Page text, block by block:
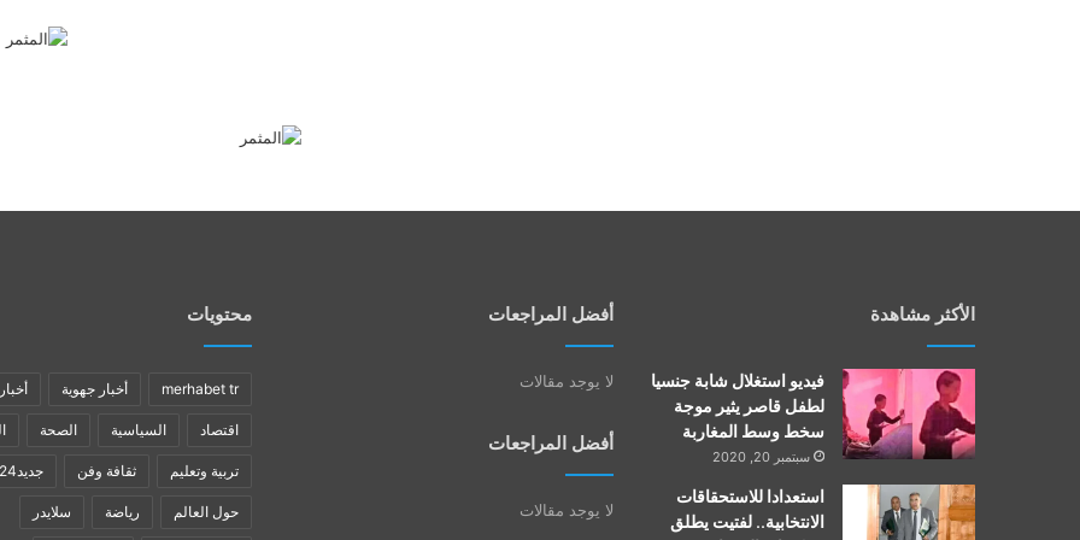
الأكثر مشاهدة
فيديو استغلال شابة جنسيا
لطفل قاصر يثير موجة
سخط وسط المغاربة
سبتمبر 20, 2020
استعدادا للاستحقاقات
الانتخابية.. لفتيت يطلق
أفضل المراجعات
لا يوجد مقالات
أفضل المراجعات
لا يوجد مقالات
محتويات
merhabet tr أخبار جهوية
اقتصاد السياسية الصحة
تربية وتعليم ثقافة وفن جديد24
حول العالم رياضة سلايدر